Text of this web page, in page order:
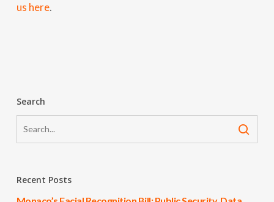
us here.
Search
Recent Posts